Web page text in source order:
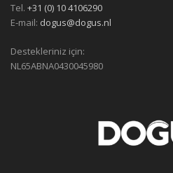
Tel. +31 (0) 10 4106290
E-mail: dogus@dogus.nl
Destekleriniz için:
NL65ABNA0430045980